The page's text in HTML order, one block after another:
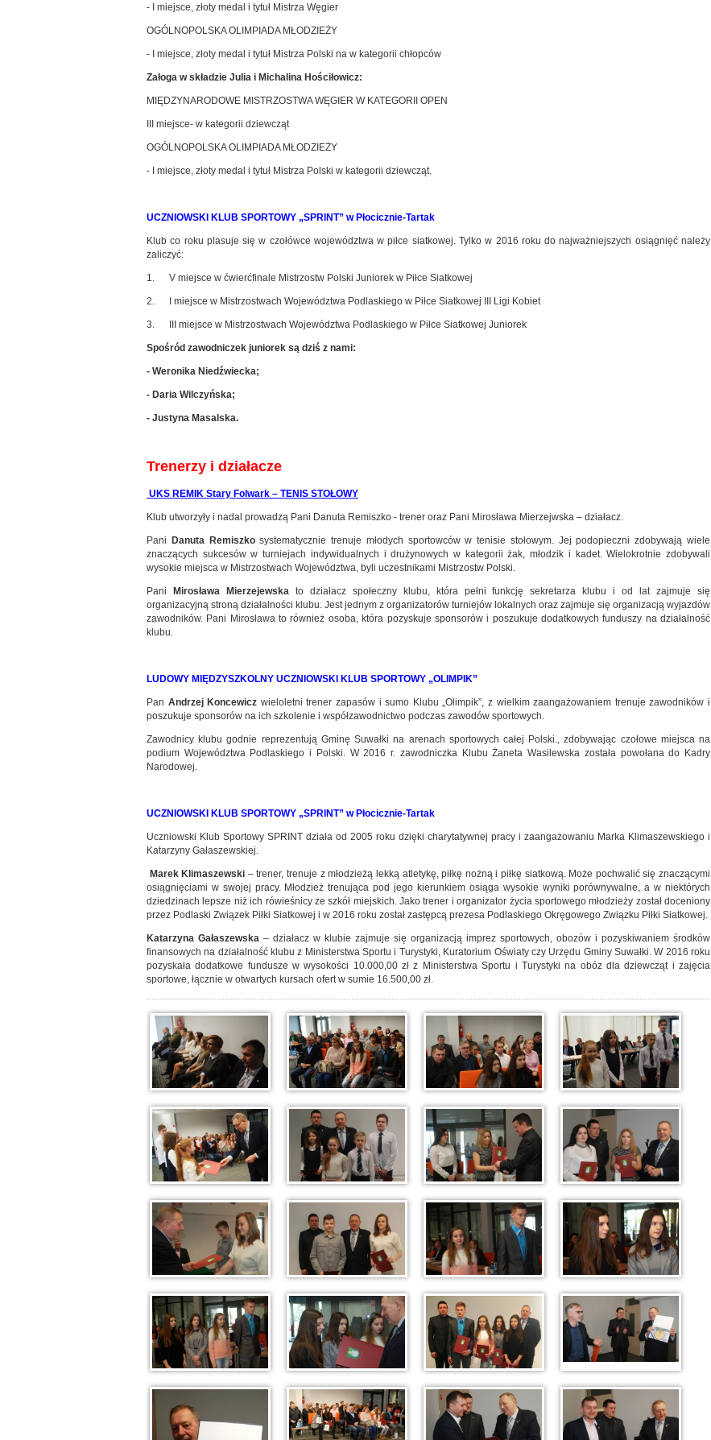
- I miejsce, złoty medal i tytuł Mistrza Węgier
OGÓLNOPOLSKA OLIMPIADA MŁODZIEŻY
- I miejsce, złoty medal i tytuł Mistrza Polski na w kategorii chłopców
Załoga w składzie Julia i Michalina Hościłowicz:
MIĘDZYNARODOWE MISTRZOSTWA WĘGIER W KATEGORII OPEN
III miejsce- w kategorii dziewcząt
OGÓLNOPOLSKA OLIMPIADA MŁODZIEŻY
- I miejsce, złoty medal i tytuł Mistrza Polski w kategorii dziewcząt.
UCZNIOWSKI KLUB SPORTOWY „SPRINT” w Płocicznie-Tartak
Klub co roku plasuje się w czołówce województwa w piłce siatkowej. Tylko w 2016 roku do najważniejszych osiągnięć należy
zaliczyć:
1. V miejsce w ćwierćfinale Mistrzostw Polski Juniorek w Piłce Siatkowej
2. I miejsce w Mistrzostwach Województwa Podlaskiego w Piłce Siatkowej III Ligi Kobiet
3. III miejsce w Mistrzostwach Województwa Podlaskiego w Piłce Siatkowej Juniorek
Spośród zawodniczek juniorek są dziś z nami:
- Weronika Niedźwiecka;
- Daria Wilczyńska;
- Justyna Masalska.
Trenerzy i działacze
UKS REMIK Stary Folwark – TENIS STOŁOWY
Klub utworzyły i nadal prowadzą Pani Danuta Remiszko - trener oraz Pani Mirosława Mierzejwska – działacz.
Pani Danuta Remiszkosystematycznie trenuje młodych sportowców w tenisie stołowym. Jej podopieczni zdobywają wiele
znaczących sukcesów w turniejach indywidualnych i drużynowych w kategorii żak, młodzik i kadet. Wielokrotnie zdobywali
wysokie miejsca w Mistrzostwach Województwa, byli uczestnikami Mistrzostw Polski.
Pani Mirosława Mierzejewska to działacz społeczny klubu, która pełni funkcję sekretarza klubu i od lat zajmuje się
organizacyjną stroną działalności klubu. Jest jednym z organizatorów turniejów lokalnych oraz zajmuje się organizacją wyjazdów
zawodników. Pani Mirosława to również osoba, która pozyskuje sponsorów i poszukuje dodatkowych funduszy na działalność
klubu.
LUDOWY MIĘDZYSZKOLNY UCZNIOWSKI KLUB SPORTOWY „OLIMPIK”
Pan Andrzej Koncewicz wieloletni trener zapasów i sumo Klubu „Olimpik”, z wielkim zaangażowaniem trenuje zawodników i
poszukuje sponsorów na ich szkolenie i współzawodnictwo podczas zawodów sportowych.
Zawodnicy klubu godnie reprezentują Gminę Suwałki na arenach sportowych całej Polski., zdobywając czołowe miejsca na
podium Województwa Podlaskiego i Polski. W 2016 r. zawodniczka Klubu Żaneta Wasilewska została powołana do Kadry
Narodowej.
UCZNIOWSKI KLUB SPORTOWY „SPRINT” w Płocicznie-Tartak
Uczniowski Klub Sportowy SPRINT działa od 2005 roku dzięki charytatywnej pracy i zaangażowaniu Marka Klimaszewskiego i
Katarzyny Gałaszewskiej.
Marek Klimaszewski – trener, trenuje z młodzieżą lekką atletykę, piłkę nożną i piłkę siatkową. Może pochwalić się znaczącymi
osiągnięciami w swojej pracy. Młodzież trenująca pod jego kierunkiem osiąga wysokie wyniki porównywalne, a w niektórych
dziedzinach lepsze niż ich rówieśnicy ze szkół miejskich. Jako trener i organizator życia sportowego młodzieży został doceniony
przez Podlaski Związek Piłki Siatkowej i w 2016 roku został zastępcą prezesa Podlaskiego Okręgowego Związku Piłki Siatkowej.
Katarzyna Gałaszewska – działacz w klubie zajmuje się organizacją imprez sportowych, obozów i pozyskiwaniem środków
finansowych na działalność klubu z Ministerstwa Sportu i Turystyki, Kuratorium Oświaty czy Urzędu Gminy Suwałki. W 2016 roku
pozyskała dodatkowe fundusze w wysokości 10.000,00 zł z Ministerstwa Sportu i Turystyki na obóz dla dziewcząt i zajęcia
sportowe, łącznie w otwartych kursach ofert w sumie 16.500,00 zł.